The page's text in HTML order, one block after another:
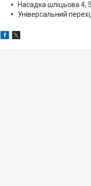
Насадка шліцьова 4,
Універсальний